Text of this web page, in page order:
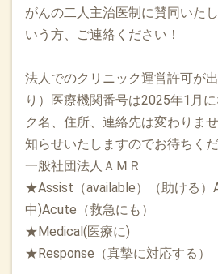
がんの二人主治医制に賛同いた
いう方、ご連絡ください！
法人でのクリニック運営許可が
り）医療機関番号は2025年1月
ク名、住所、連絡先は変わりま
知らせいたしますのでお待ちくだ
一般社団法人ＡＭＲ
★Assist（available）（助ける）
中)Acute（救急にも）
★Medical(医療に)
★Response（真摯に対応する）